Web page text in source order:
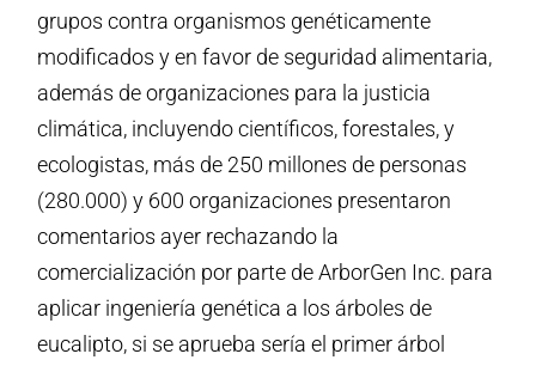
grupos contra organismos genéticamente
modificados y en favor de seguridad alimentaria,
además de organizaciones para la justicia
climática, incluyendo científicos, forestales, y
ecologistas, más de 250 millones de personas
(280.000) y 600 organizaciones presentaron
comentarios ayer rechazando la
comercialización por parte de ArborGen Inc. para
aplicar ingeniería genética a los árboles de
eucalipto, si se aprueba sería el primer árbol